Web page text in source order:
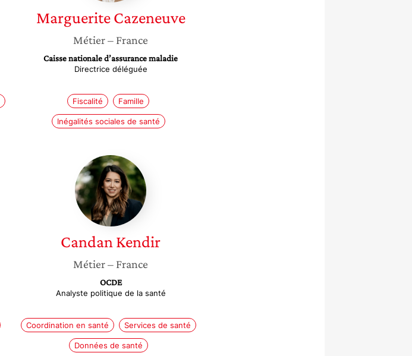
Marguerite Cazeneuve
Métier– France
Caisse nationale d’assurance maladie
Directrice déléguée
Fiscalité Famille
Inégalités sociales de santé
Candan
Kendir
Candan Kendir
Métier– France
OCDE
Analyste politique de la santé
Coordination en santé Services de santé
Données de santé